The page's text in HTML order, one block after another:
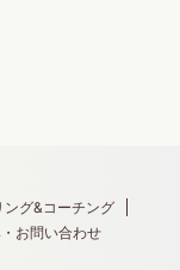
ング&コーチング
お問い合わせ